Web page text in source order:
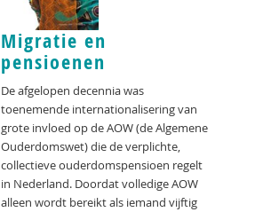
Migratie en
pensioenen
De afgelopen decennia was
toenemende internationalisering van
grote invloed op de AOW (de Algemene
Ouderdomswet) die de verplichte,
collectieve ouderdomspensioen regelt
in Nederland. Doordat volledige AOW
alleen wordt bereikt als iemand vijftig